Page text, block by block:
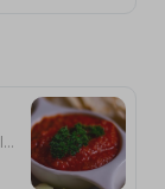
Sült paprikából és padlizsánból készült ételkülönlegesség.